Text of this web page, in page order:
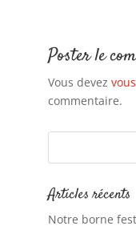
Poster le
Vous devez
commentaire.
Articles récents
Notre borne